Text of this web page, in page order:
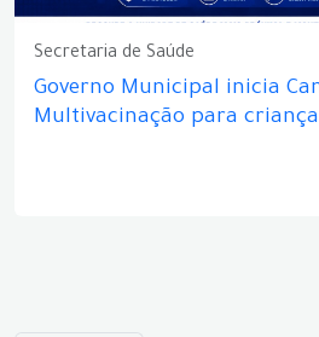
Secretaria de Saúde
Governo Municipal inicia
Multivacinação para